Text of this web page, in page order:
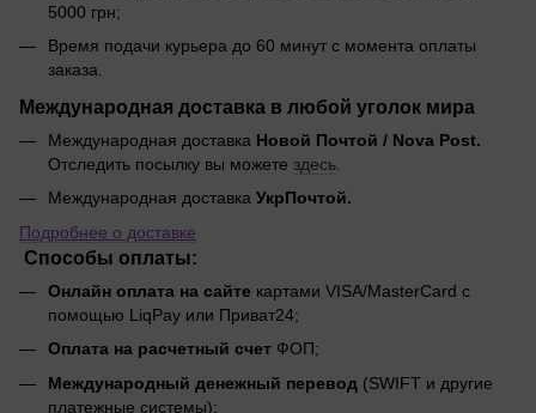
5000 грн;
Время подачи курьера до 60 минут с момента оплаты
заказа.
Международная доставка в любой уголок мира
Международная доставка Новой Почтой / Nova Post.
Отследить посылку вы можете здесь
Международная доставка УкрПочтой.
Подробнее о доставке
Способы оплаты:
Онлайн оплата на сайте картами VISA/MasterCard с
помощью LiqPay или Приват24;
Оплата на расчетный счет ФОП;
Международный денежный перевод (SWIFT и другие
платежные системы);